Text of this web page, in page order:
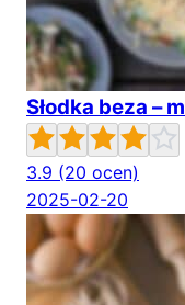
Słodka beza –
3.9 (20 ocen)
2025-02-20